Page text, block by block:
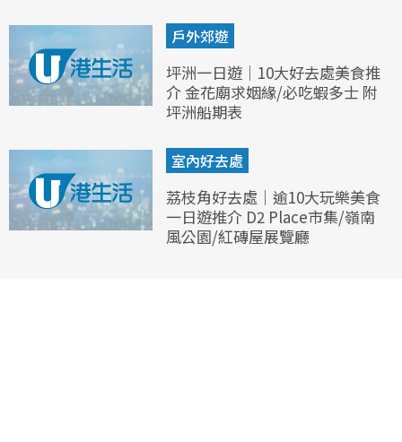
戶外郊遊
坪洲一日遊｜10大好去處美食推
介 金花廟求姻緣/必吃蝦多士 附
坪洲船期表
室內好去處
荔枝角好去處｜逾10大玩樂美食
一日遊推介 D2 Place市集/嶺南
風公園/紅磚屋展覽廳